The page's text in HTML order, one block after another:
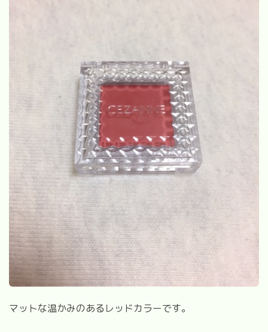
マットな温かみのあるレッドカラーです。